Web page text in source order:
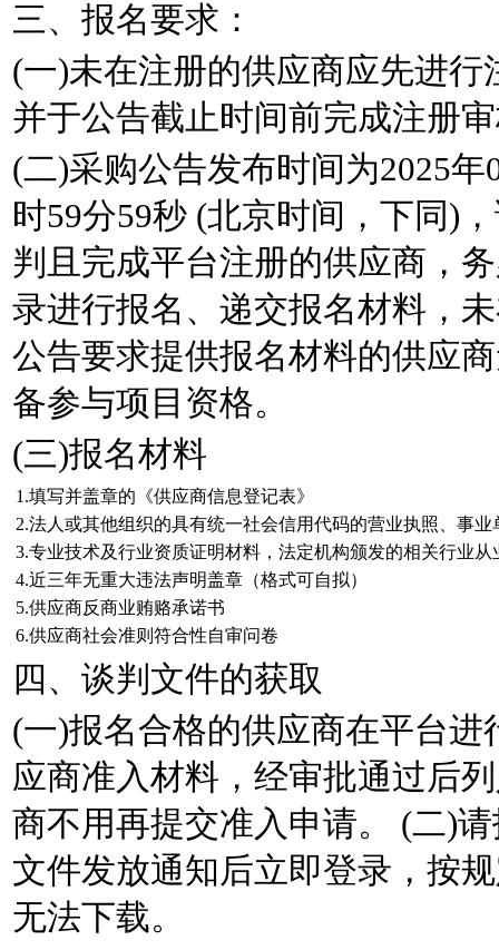
三、报名要求：
(一)未在注册的供应商应先进
并于公告截止时间前完成注册
(二)采购公告发布时间为2025年
时59分59秒 (北京时间，下同)
判且完成平台注册的供应商，
录进行报名、递交报名材料，
公告要求提供报名材料的供应
备参与项目资格。
(三)报名材料
1.填写并盖章的《供应商信息登记表》
2.法人或其他组织的具有统一社会信用代码的营业执照、事
3.专业技术及行业资质证明材料，法定机构颁发的相关行业从
4.近三年无重大违法声明盖章（格式可自拟）
5.供应商反商业贿赂承诺书
6.供应商社会准则符合性自审问卷
四、谈判文件的获取
(一)报名合格的供应商在平台
应商准入材料，经审批通过后
商不用再提交准入申请。 (二)
文件发放通知后立即登录，按
无法下载。